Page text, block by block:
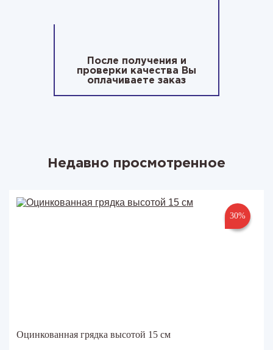
После получения и
проверки качества Вы
оплачиваете заказ
Недавно просмотренное
30%
Оцинкованная грядка высотой 15 см